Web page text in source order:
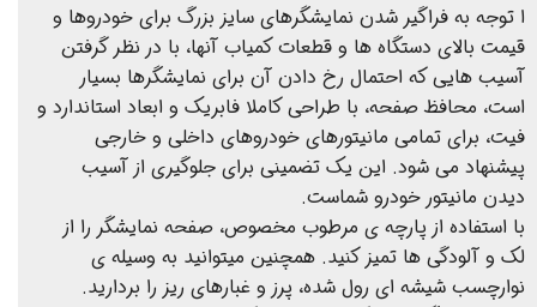
ا توجه به فراگیر شدن نمایشگرهای سایز بزرگ برای خودروها و
قیمت بالای دستگاه ها و قطعات کمیاب آنها، با در نظر گرفتن
آسیب هایی که احتمال رخ دادن آن برای نمایشگرها بسیار
است، محافظ صفحه، با طراحی کاملا فابریک و ابعاد استاندارد و
فیت، برای تمامی مانیتورهای خودروهای داخلی و خارجی
پیشنهاد می شود. این یک تضمینی برای جلوگیری از آسیب
دیدن مانیتور خودرو شماست.
با استفاده از پارچه ی مرطوب مخصوص، صفحه نمایشگر را از
لک و آلودگی ها تمیز کنید. همچنین میتوانید به وسیله ی
نوارچسب شیشه ای رول شده، پرز و غبارهای ریز را بردارید.